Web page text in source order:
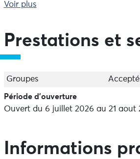
Lampaul est un excellent terrain
activités de voile légère et de
d’écueils rocheux et les quelques
pratique tout à fait remarquable.
est en effet, entourée d’un très
d’eau, d’une hauteur de 30 mètres,
nombreuses espèces d’oiseaux
Voir plus
Prestations et
Groupes
Période d'ouverture
Ouvert du 6 juillet 2026 au 21 aout
Informations